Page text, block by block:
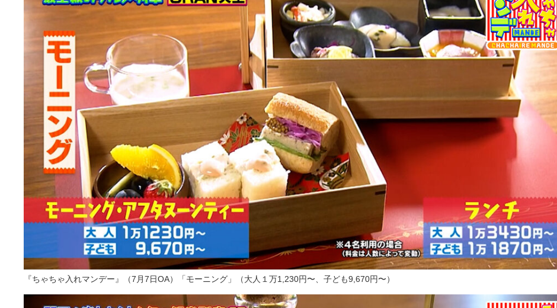
『ちゃちゃ入れマンデー』（7月7日OA）「モーニング」（大人１万1,230円〜、子ども9,670円〜）